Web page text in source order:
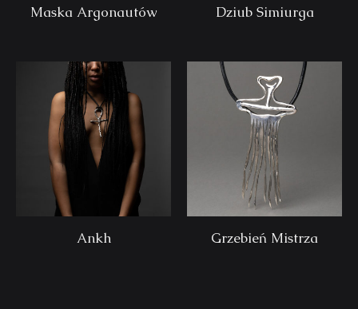
Maska Argonautów Dziub Simiurga
Ankh Grzebień Mistrza